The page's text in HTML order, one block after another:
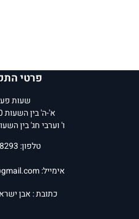
פרטי
שעות
א'-ה' בין השעות 10:00-18:00
ו' וערבי חג' בין השעות 10:00-
טלפון: 02-6248293
אימייל:
כתובת : אבן ישראל 3